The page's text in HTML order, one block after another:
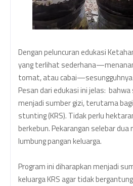
Dengan peluncuran edukasi
yang terlihat
tomat, atau cabai—sesungguhnya
Pesan dari edukasi ini jelas:
menjadi sumber gizi, terutama
stunting (KRS). Tidak perlu
berkebun. Pekarangan selebar
lumbung pangan keluarga.
Program ini diharapkan menjadi
keluarga KRS agar tidak